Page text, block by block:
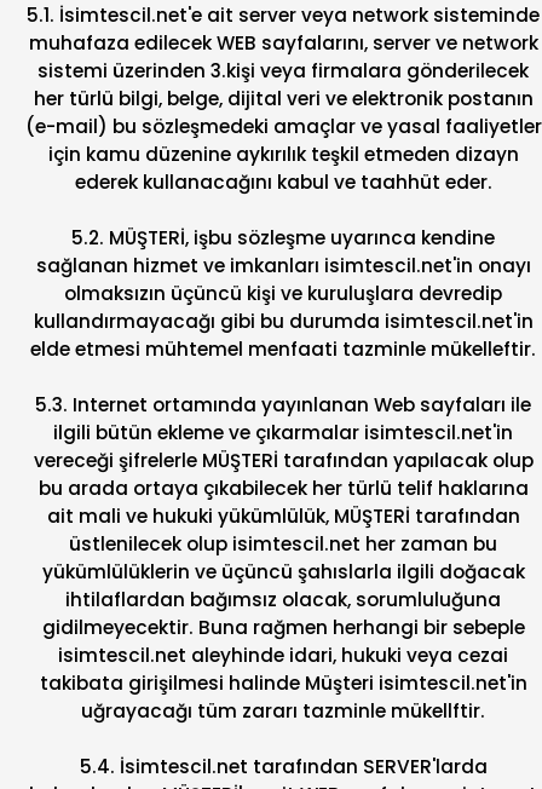
5.1. İsimtescil.net'e ait server veya network sisteminde
muhafaza edilecek WEB sayfalarını, server ve network
sistemi üzerinden 3.kişi veya firmalara gönderilecek
her türlü bilgi, belge, dijital veri ve elektronik postanın
(e-mail) bu sözleşmedeki amaçlar ve yasal faaliyetler
için kamu düzenine aykırılık teşkil etmeden dizayn
ederek kullanacağını kabul ve taahhüt eder.
5.2. MÜŞTERİ, işbu sözleşme uyarınca kendine
sağlanan hizmet ve imkanları isimtescil.net'in onayı
olmaksızın üçüncü kişi ve kuruluşlara devredip
kullandırmayacağı gibi bu durumda isimtescil.net'in
elde etmesi mühtemel menfaati tazminle mükelleftir.
5.3. Internet ortamında yayınlanan Web sayfaları ile
ilgili bütün ekleme ve çıkarmalar isimtescil.net'in
vereceği şifrelerle MÜŞTERİ tarafından yapılacak olup
bu arada ortaya çıkabilecek her türlü telif haklarına
ait mali ve hukuki yükümlülük, MÜŞTERİ tarafından
üstlenilecek olup isimtescil.net her zaman bu
yükümlülüklerin ve üçüncü şahıslarla ilgili doğacak
ihtilaflardan bağımsız olacak, sorumluluğuna
gidilmeyecektir. Buna rağmen herhangi bir sebeple
isimtescil.net aleyhinde idari, hukuki veya cezai
takibata girişilmesi halinde Müşteri isimtescil.net'in
uğrayacağı tüm zararı tazminle mükellftir.
5.4. İsimtescil.net tarafından SERVER'larda